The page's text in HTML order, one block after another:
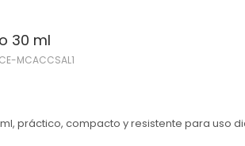
30 ml
MCACCSAL1
práctico, compacto y resistente para uso